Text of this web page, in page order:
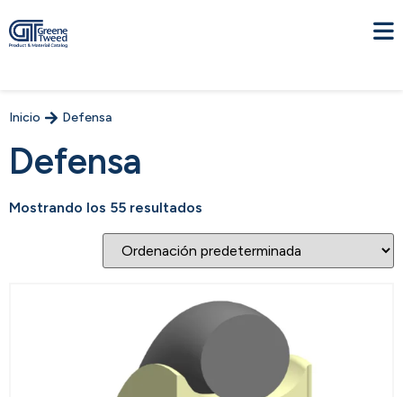
Inicio Defensa
Defensa
Mostrando los 55 resultados